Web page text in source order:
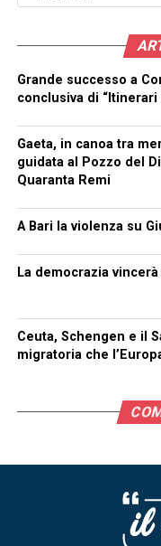
Grande successo a
conclusiva di
Gaeta, in canoa tra
guidata al Pozzo del
Quaranta Remi
A Bari la violenza su
La democrazia
Ceuta, Schengen e il
migratoria che